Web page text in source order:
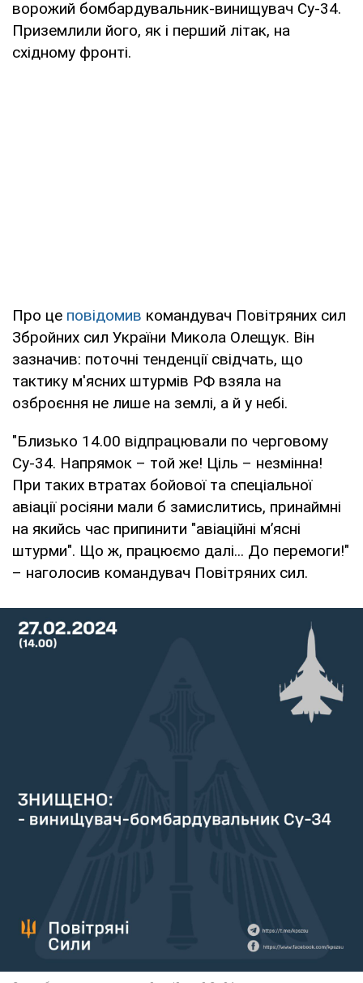
ворожий бомбардувальник-винищувач Су-34.
Приземлили його, як і перший літак, на
східному фронті.
Про це повідомив командувач Повітряних сил
Збройних сил України Микола Олещук. Він
зазначив: поточні тенденції свідчать, що
тактику м'ясних штурмів РФ взяла на
озброєння не лише на землі, а й у небі.
"Близько 14.00 відпрацювали по черговому
Су-34. Напрямок – той же! Ціль – незмінна!
При таких втратах бойової та спеціальної
авіації росіяни мали б замислитись, принаймні
на якийсь час припинити "авіаційні м’ясні
штурми". Що ж, працюємо далі... До перемоги!"
– наголосив командувач Повітряних сил.